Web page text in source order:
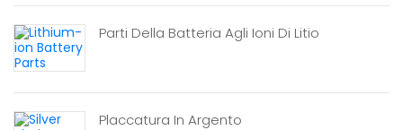
Parti Della Batteria Agli Ioni Di Litio
Placcatura In Argento